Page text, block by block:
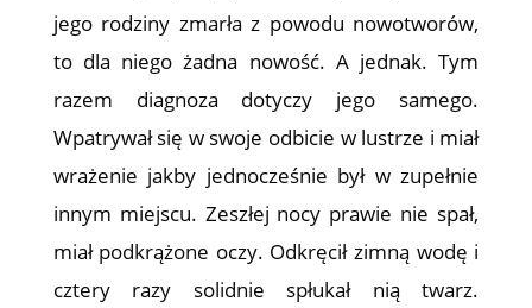
jego rodziny zmarła z powodu nowotworów,
to dla niego żadna nowość. A jednak. Tym
razem diagnoza dotyczy jego samego.
Wpatrywał się w swoje odbicie w lustrze i miał
wrażenie jakby jednocześnie był w zupełnie
innym miejscu. Zeszłej nocy prawie nie spał,
miał podkrążone oczy. Odkręcił zimną wodę i
cztery razy solidnie spłukał nią twarz.